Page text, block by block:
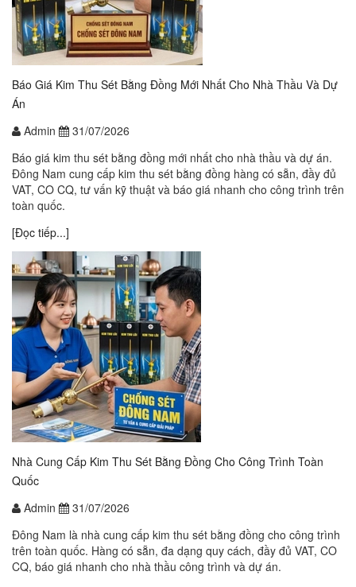
Báo Giá Kim Thu Sét Bằng Đồng Mới Nhất Cho Nhà Thầu Và Dự
Án
Admin
31/07/2026
Báo giá kim thu sét bằng đồng mới nhất cho nhà thầu và dự án.
Đông Nam cung cấp kim thu sét bằng đồng hàng có sẵn, đầy đủ
VAT, CO CQ, tư vấn kỹ thuật và báo giá nhanh cho công trình trên
toàn quốc.
[Đọc tiếp...]
Nhà Cung Cấp Kim Thu Sét Bằng Đồng Cho Công Trình Toàn
Quốc
Admin
31/07/2026
Đông Nam là nhà cung cấp kim thu sét bằng đồng cho công trình
trên toàn quốc. Hàng có sẵn, đa dạng quy cách, đầy đủ VAT, CO
CQ, báo giá nhanh cho nhà thầu công trình và dự án.